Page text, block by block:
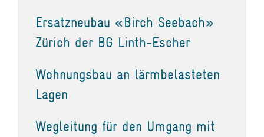
Ersatzneubau «Birch Seebach»
Zürich der BG Linth-Escher
Wohnungsbau an lärmbelasteten
Lagen
Wegleitung für den Umgang mit